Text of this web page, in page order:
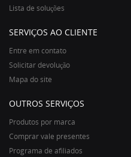
Lista de soluções
SERVIÇOS AO CLIENTE
Entre em contato
Solicitar devolução
Mapa do site
OUTROS SERVIÇOS
Produtos por marca
Comprar vale presentes
Programa de afiliados